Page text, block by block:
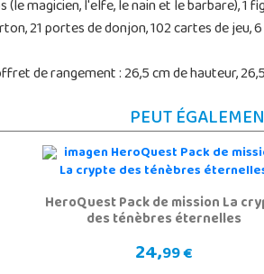
magicien, l'elfe, le nain et le barbare), 1
21 portes de donjon, 102 cartes de
de rangement : 26,5 cm de hauteur,
PEUT
HeroQuest Pack de mission La
des ténèbres éternelles
24,99 €